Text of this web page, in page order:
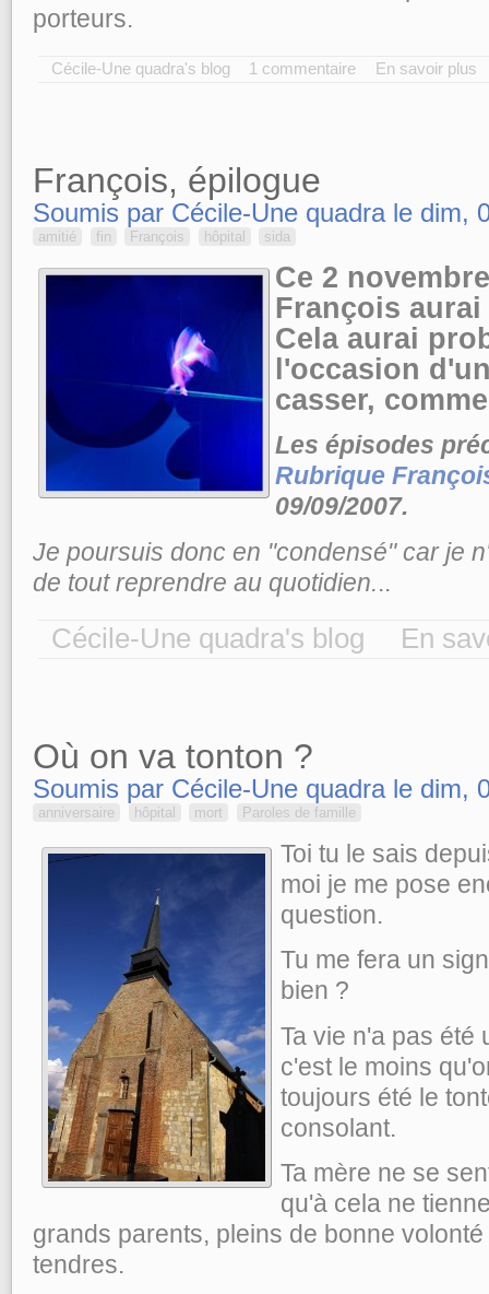
porteurs.
Cécile-Une quadra's blog 1 commentaire En savoir plus
François, épilogue
Soumis par Cécile-Une quadra le dim,
amitié fin François hôpital sida
Ce 2
François aurai
Cela aurai
l'occasion
casser,
Les épisodes
Rubrique
09/09/2007.
Je poursuis donc en "condensé" car je
de tout reprendre au quotidien...
Cécile-Une quadra's blog En
Où on va tonton ?
Soumis par Cécile-Une quadra le dim,
anniversaire hôpital mort Paroles de famille
Toi tu le sais
moi je me pose
question.
Tu me fera un
bien ?
Ta vie n'a pas été
c'est le moins
toujours été le
consolant.
Ta mère ne se
qu'à cela ne
grands parents, pleins de bonne
tendres.